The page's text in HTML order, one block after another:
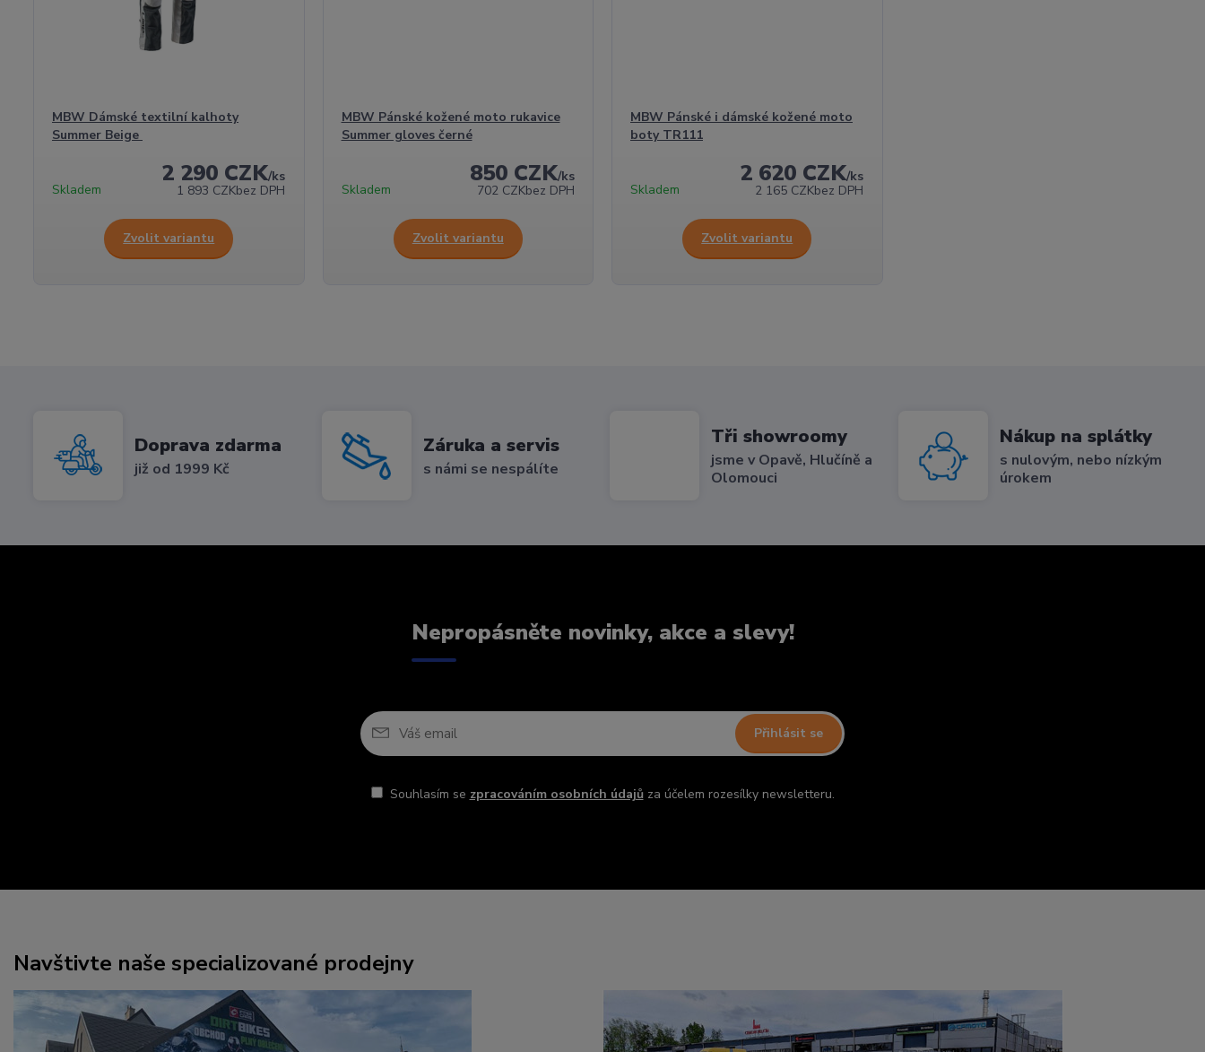
MBW Dámské textilní kalhoty
Summer Beige
2 290 CZK/ks
1 893 CZKbez DPH
Skladem
Zvolit variantu
MBW Pánské kožené moto rukavice
Summer gloves černé
850 CZK/ks
702 CZKbez DPH
Skladem
Zvolit variantu
MBW Pánské i dámské kožené moto
boty TR111
2 620 CZK/ks
2 165 CZKbez DPH
Skladem
Zvolit variantu
Doprava zdarma
již od 1999 Kč
Záruka a servis
s námi se nespálíte
Tři showroomy
jsme v Opavě, Hlučíně a
Olomouci
Nákup na splátky
s nulovým, nebo nízkým
úrokem
Nepropásněte novinky, akce a slevy!
Přihlásit se
Souhlasím se zpracováním osobních údajůza účelem rozesílky newsletteru.
Navštivte naše specializované prodejny